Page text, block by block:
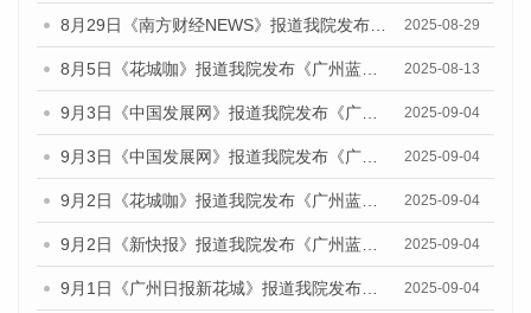
8月29日《南方财经NEWS》报道我院发布《广州蓝皮书：广州国际商贸中心发展报告（2025）》的视频采访 2025-08-29
8月5日《花城咖》报道我院发布《广州蓝皮书：广州城乡融合发展报告（2025）》的视频采访 2025-08-13
9月3日《中国发展网》报道我院发布《广州蓝皮书：广州国际商贸中心发展报告（2025）》的媒体文章 2025-09-04
9月3日《中国发展网》报道我院发布《广州蓝皮书：广州文化产业发展报告（2025）》的媒体文章 2025-09-04
9月2日《花城咖》报道我院发布《广州蓝皮书：广州文化产业发展报告（2025）》的媒体文章 2025-09-04
9月2日《新快报》报道我院发布《广州蓝皮书：广州文化产业发展报告（2025）》的媒体文章 2025-09-04
9月1日《广州日报新花城》报道我院发布《广州蓝皮书：广州文化产业发展报告（2025）》的媒体文章 2025-09-04